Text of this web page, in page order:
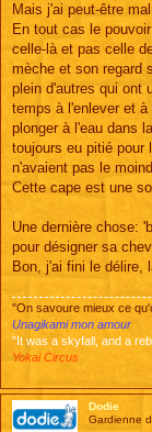
Mais j'ai peut-être
En tout cas le
celle-là et pas celle
mèche et son regard
plein d'autres qui ont
temps à l'enlever et
plonger à l'eau dans
toujours eu pitié pour
n'avaient pas le
Cette cape est une
Une dernière chose:
pour désigner sa
Bon, j'ai fini le délire,
"On savoure mieux ce
Unagikami mon amour
"It was a skyfall, and a
Yokai Circus
Dodie
Gardienne